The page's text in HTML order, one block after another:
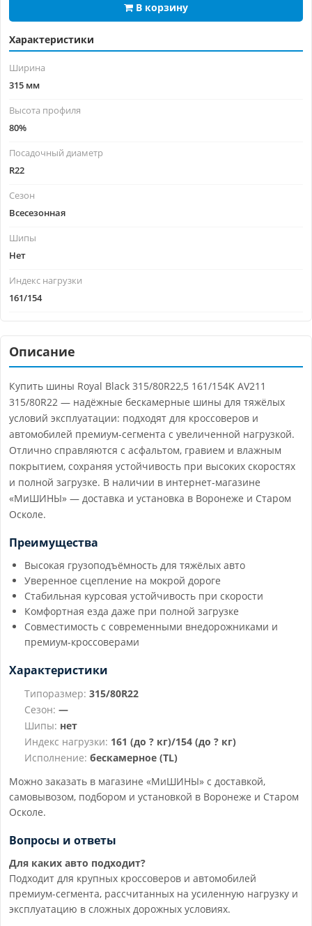
В корзину
Характеристики
Ширина
315 мм
Высота профиля
80%
Посадочный диаметр
R22
Сезон
Всесезонная
Шипы
Нет
Индекс нагрузки
161/154
Описание
Купить шины Royal Black 315/80R22,5 161/154K AV211
315/80R22 — надёжные бескамерные шины для тяжёлых
условий эксплуатации: подходят для кроссоверов и
автомобилей премиум-сегмента с увеличенной нагрузкой.
Отлично справляются с асфальтом, гравием и влажным
покрытием, сохраняя устойчивость при высоких скоростях
и полной загрузке. В наличии в интернет-магазине
«МиШИНЫ» — доставка и установка в Воронеже и Старом
Осколе.
Преимущества
Высокая грузоподъёмность для тяжёлых авто
Уверенное сцепление на мокрой дороге
Стабильная курсовая устойчивость при скорости
Комфортная езда даже при полной загрузке
Совместимость с современными внедорожниками и
премиум-кроссоверами
Характеристики
Типоразмер: 315/80R22
Сезон: —
Шипы: нет
Индекс нагрузки: 161 (до ? кг)/154 (до ? кг)
Исполнение: бескамерное (TL)
Можно заказать в магазине «МиШИНЫ» с доставкой,
самовывозом, подбором и установкой в Воронеже и Старом
Осколе.
Вопросы и ответы
Для каких авто подходит?
Подходит для крупных кроссоверов и автомобилей
премиум-сегмента, рассчитанных на усиленную нагрузку и
эксплуатацию в сложных дорожных условиях.